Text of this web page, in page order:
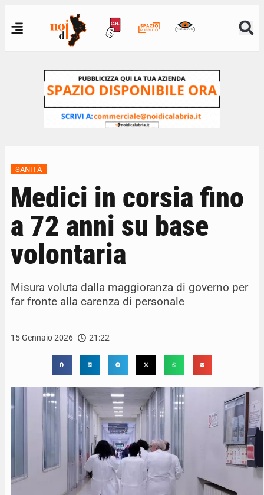
SANITÀ
Medici in corsia fino
a 72 anni su base
volontaria
Misura voluta dalla maggioranza di governo per
far fronte alla carenza di personale
15 Gennaio 2026 21:22